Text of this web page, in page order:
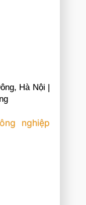
Hà Nội |